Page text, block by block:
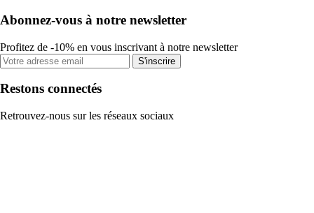
Abonnez-vous à notre newsletter
Profitez de -10% en vous inscrivant à notre newsletter
S'inscrire
Restons connectés
Retrouvez-nous sur les réseaux sociaux